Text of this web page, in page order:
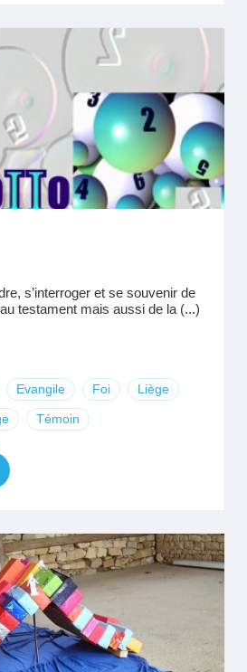
s’interroger et se souvenir de
testament mais aussi de la (...)
Evangile Foi Liège
Témoin